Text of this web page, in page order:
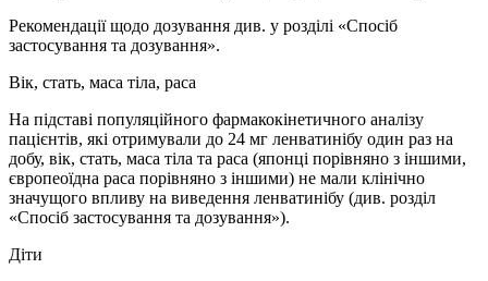
Рекомендації щодо дозування див. у розділі «Спосіб
застосування та дозування».
Вік, стать, маса тіла, раса
На підставі популяційного фармакокінетичного аналізу
пацієнтів, які отримували до 24 мг ленватинібу один раз на
добу, вік, стать, маса тіла та раса (японці порівняно з іншими,
європеоїдна раса порівняно з іншими) не мали клінічно
значущого впливу на виведення ленватинібу (див. розділ
«Спосіб застосування та дозування»).
Діти